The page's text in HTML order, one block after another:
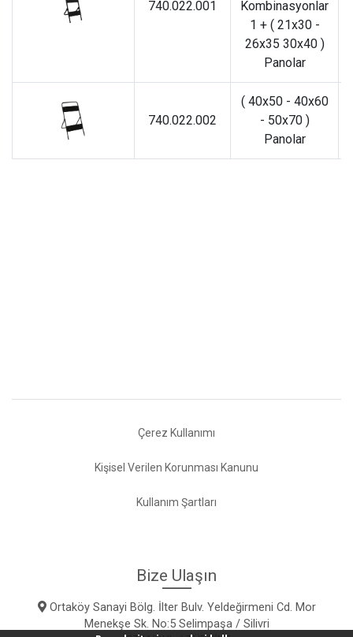
740.022.001
Kombinasyonlar
1 + ( 21x30 -
26x35 30x40 )
Panolar
740.022.002
( 40x50 - 40x60
- 50x70 )
Panolar
Çerez Kullanımı
Kişisel Verilen Korunması Kanunu
Kullanım Şartları
Bize Ulaşın
Ortaköy Sanayi Bölg. İlter Bulv. Yeldeğirmeni Cd. Mor
Menekşe Sk. No:5 Selimpaşa / Silivri